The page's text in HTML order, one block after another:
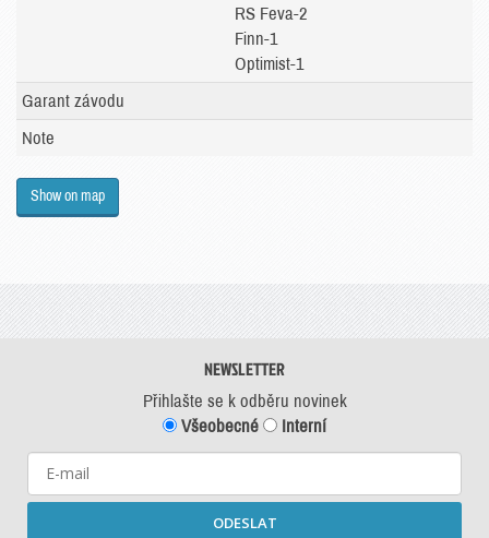
RS Feva-2
Finn-1
Optimist-1
Garant závodu
Note
Show on map
NEWSLETTER
Přihlašte se k odběru novinek
Všeobecné
Interní
ODESLAT